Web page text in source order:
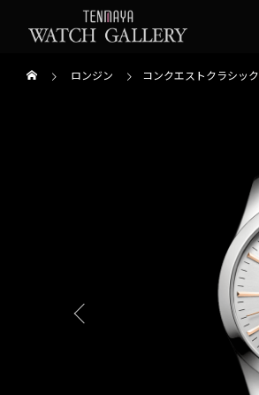
ロンジン コンクエストクラシック